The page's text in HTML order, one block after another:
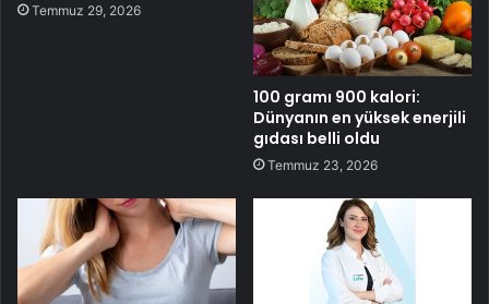
Temmuz 29, 2026
100 gramı 900 kalori:
Dünyanın en yüksek enerjili
gıdası belli oldu
Temmuz 23, 2026